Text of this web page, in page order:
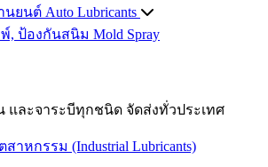
ทความร้อนHeat Transfer Oil
อุตสาหกรรม Industrial Gear Oil
เวย์
น้ำมันสปาร์ค
Turbine Oil
มAir Compressor Oil
นยนต์ Auto Lubricants
งเบนซินGasoline Engine Oil
และน้ำมันเฟืองท้าย
Brake Fluid
ำยาหม้อน้ำรถยนต์ น้ำยาหล่อเย็นสำเร็จรูป
, ป้องกันสนิม Mold Spray
ละจาระบีทุกชนิด จัดส่งทั่วประเทศ
หกรรม (Industrial Lubricants)